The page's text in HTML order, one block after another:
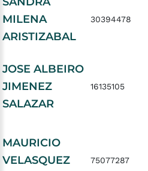
MILENA
ARISTIZABAL
30394478
JOSE ALBEIRO
JIMENEZ
SALAZAR
16135105
MAURICIO
VELASQUEZ
75077287